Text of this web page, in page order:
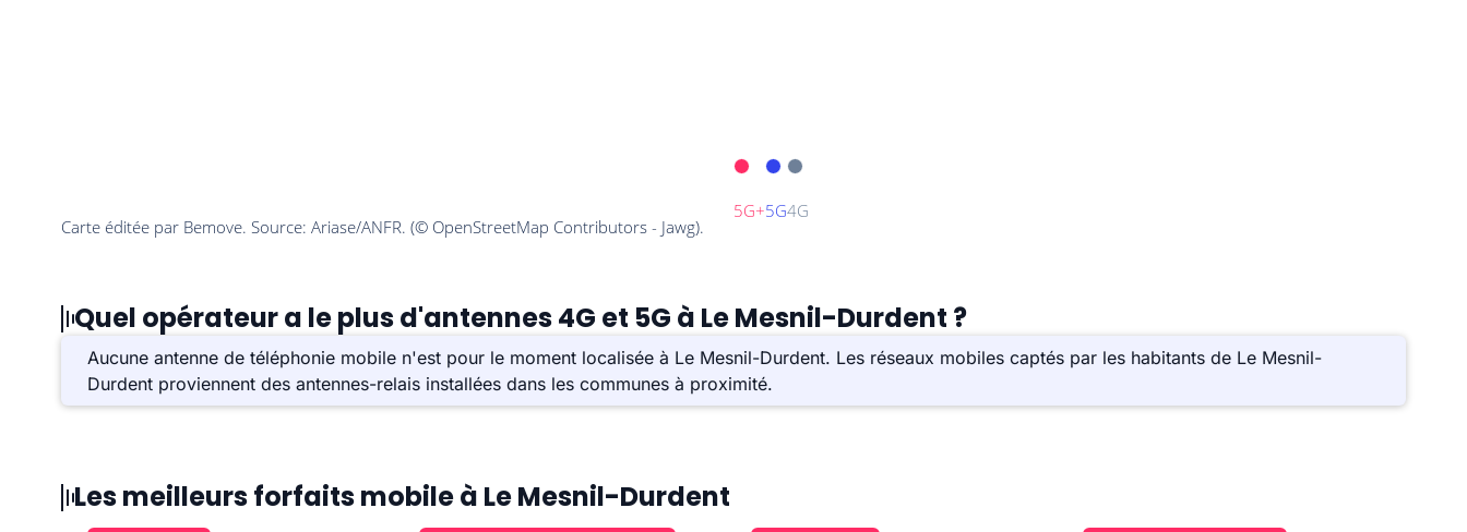
Quel opérateur a le plus d'antennes 4G et 5G à Le Mesnil-Durdent ?
Aucune antenne de téléphonie mobile n'est pour le moment localisée à Le Mesnil-Durdent. Les réseaux mobiles captés par les habitants de Le Mesnil-
Durdent proviennent des antennes-relais installées dans les communes à proximité.
Les meilleurs forfaits mobile à Le Mesnil-Durdent